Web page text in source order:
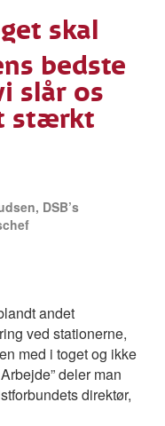
skal
bedste
slår os
stærkt
, DSB’s
andet
ved stationerne,
med i toget og ikke
deler man
direktør,